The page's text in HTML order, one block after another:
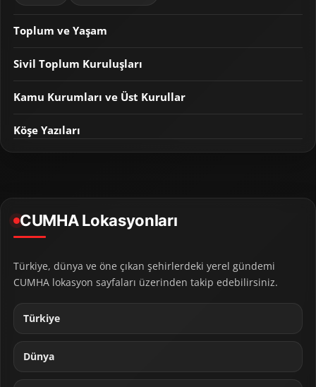
Toplum ve Yaşam
Sivil Toplum Kuruluşları
Kamu Kurumları ve Üst Kurullar
Köşe Yazıları
CUMHA Lokasyonları
Türkiye, dünya ve öne çıkan şehirlerdeki yerel gündemi
CUMHA lokasyon sayfaları üzerinden takip edebilirsiniz.
Türkiye
Dünya